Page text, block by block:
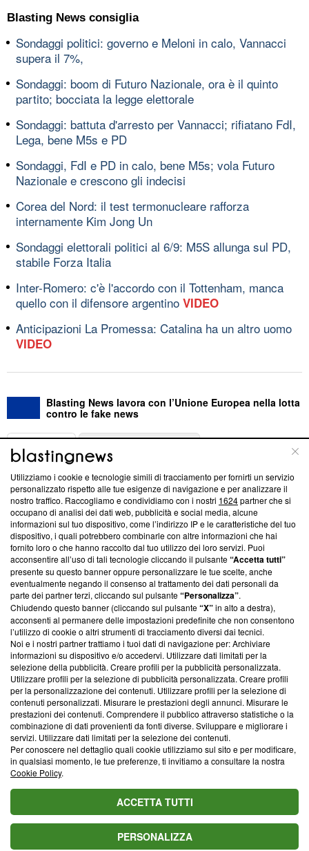
Blasting News consiglia
Sondaggi politici: governo e Meloni in calo, Vannacci
supera il 7%,
Sondaggi: boom di Futuro Nazionale, ora è il quinto
partito; bocciata la legge elettorale
Sondaggi: battuta d'arresto per Vannacci; rifiatano FdI,
Lega, bene M5s e PD
Sondaggi, FdI e PD in calo, bene M5s; vola Futuro
Nazionale e crescono gli indecisi
Corea del Nord: il test termonucleare rafforza
internamente Kim Jong Un
Sondaggi elettorali politici al 6/9: M5S allunga sul PD,
stabile Forza Italia
Inter-Romero: c'è l'accordo con il Tottenham, manca
quello con il difensore argentino VIDEO
Anticipazioni La Promessa: Catalina ha un altro uomo
VIDEO
Blasting News lavora con l’Unione Europea nella lotta
contro le fake news
ABOUT
Questa sezione offre informazioni trasparenti su Blasting
News, sui nostri processi editoriali e su come ci impegniamo a
creare news di qualità. Inoltre, afferma la nostra aderenza a
‘Trust Project - News with Integrity’Blasting News non è
ancora membro del programma, ma ha richiesto di farne
parte; Trust Project non ha ancora effettuato una verifica di
conformità agli standard.
Su di noi
Team editoriale
Corporate
Redazione
Informativa Privacy
Cookie Policy
Blasting SA, IDI CHE-247.845.224, Via Carlo Frasca, 3 - 6900
Lugano (Svizzera) Tel:+39 0690258937
© 2026 Blasting News
Utilizziamo i cookie e tecnologie simili di tracciamento per fornirti un servizio
personalizzato rispetto alle tue esigenze di navigazione e per analizzare il
nostro traffico. Raccogliamo e condividiamo con i nostri 1624partner che si
occupano di analisi dei dati web, pubblicità e social media, alcune
informazioni sul tuo dispositivo, come l’indirizzo IP e le caratteristiche del tuo
dispositivo, i quali potrebbero combinarle con altre informazioni che hai
fornito loro o che hanno raccolto dal tuo utilizzo dei loro servizi. Puoi
acconsentire all’uso di tali tecnologie cliccando il pulsante“Accetta tutti”
presente su questo banner oppure personalizzare le tue scelte, anche
eventualmente negando il consenso al trattamento dei dati personali da
parte dei partner terzi, cliccando sul pulsante“Personalizza”.
Chiudendo questo banner (cliccando sul pulsante“X”in alto a destra),
acconsenti al permanere delle impostazioni predefinite che non consentono
l’utilizzo di cookie o altri strumenti di tracciamento diversi dai tecnici.
Noi e i nostri partner trattiamo i tuoi dati di navigazione per: Archiviare
informazioni su dispositivo e/o accedervi. Utilizzare dati limitati per la
selezione della pubblicità. Creare profili per la pubblicità personalizzata.
Utilizzare profili per la selezione di pubblicità personalizzata. Creare profili
per la personalizzazione dei contenuti. Utilizzare profili per la selezione di
contenuti personalizzati. Misurare le prestazioni degli annunci. Misurare le
prestazioni dei contenuti. Comprendere il pubblico attraverso statistiche o la
combinazione di dati provenienti da fonti diverse. Sviluppare e migliorare i
servizi. Utilizzare dati limitati per la selezione dei contenuti.
Per conoscere nel dettaglio quali cookie utilizziamo sul sito e per modificare,
in qualsiasi momento, le tue preferenze, ti invitiamo a consultare la nostra
Cookie Policy.
ACCETTA TUTTI
PERSONALIZZA